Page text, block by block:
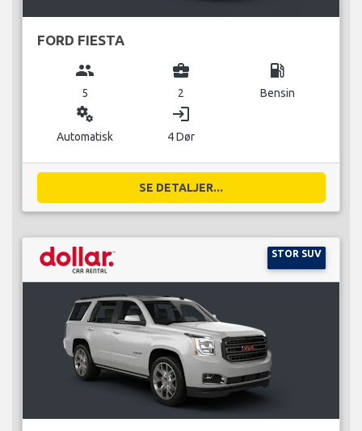
FORD FIESTA
group
5
business_center
2
local_gas_station
Bensin
miscellaneous_services
Automatisk
login
4 Dør
SE DETALJER...
STOR SUV